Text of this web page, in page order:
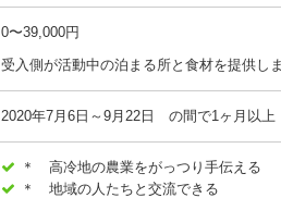
0〜39,000円
受入側が活動中の泊まる所と食材を提供し
2020年7月6日～9月22日 の間で1ヶ月以上
＊ 高冷地の農業をがっつり手伝える
＊ 地域の人たちと交流できる